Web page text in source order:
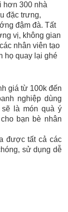
hơn 300 nhà
đặc trưng,
đậm đà. Tất
vị, không gian
nhân viên tạo
họ quay lại ghé
giá từ 100k đến
nghiệp dùng
là món quà ý
bạn bè nhân
được tất cả các
sử dụng dễ